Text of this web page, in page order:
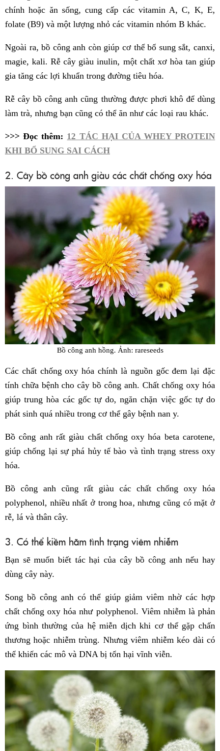
chính hoặc ăn sống, cung cấp các vitamin A, C, K, E,
folate (B9) và một lượng nhỏ các vitamin nhóm B khác.
Ngoài ra, bồ công anh còn giúp cơ thể bổ sung sắt, canxi,
magie, kali. Rễ cây giàu inulin, một chất xơ hòa tan giúp
gia tăng các lợi khuẩn trong đường tiêu hóa.
Rễ cây bồ công anh cũng thường được phơi khô để dùng
làm trà, nhưng bạn cũng có thể ăn như các loại rau khác.
>>> Đọc thêm: 12 TÁC HẠI CỦA WHEY PROTEIN
KHI BỔ SUNG SAI CÁCH
2. Cây bồ công anh giàu các chất chống oxy hóa
Bồ công anh hồng. Ảnh: rareseeds
Các chất chống oxy hóa chính là nguồn gốc đem lại đặc
tính chữa bệnh cho cây bồ công anh. Chất chống oxy hóa
giúp trung hòa các gốc tự do, ngăn chặn việc gốc tự do
phát sinh quá nhiều trong cơ thể gây bệnh nan y.
Bồ công anh rất giàu chất chống oxy hóa beta carotene,
giúp chống lại sự phá hủy tế bào và tình trạng stress oxy
hóa.
Bồ công anh cũng rất giàu các chất chống oxy hóa
polyphenol, nhiều nhất ở trong hoa, nhưng cũng có mặt ở
rễ, lá và thân cây.
3. Có thể kiềm hãm tình trạng viêm nhiễm
Bạn sẽ muốn biết tác hại của cây bồ công anh nếu hay
dùng cây này.
Song bồ công anh có thể giúp giảm viêm nhờ các hợp
chất chống oxy hóa như polyphenol. Viêm nhiễm là phản
ứng bình thường của hệ miễn dịch khi cơ thể gặp chấn
thương hoặc nhiễm trùng. Nhưng viêm nhiễm kéo dài có
thể khiến các mô và DNA bị tổn hại vĩnh viễn.